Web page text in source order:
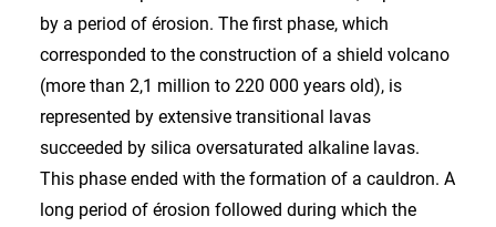
by a period of érosion. The first phase, which
corresponded to the construction of a shield volcano
(more than 2,1 million to 220 000 years old), is
represented by extensive transitional lavas
succeeded by silica oversaturated alkaline lavas.
This phase ended with the formation of a cauldron. A
long period of érosion followed during which the